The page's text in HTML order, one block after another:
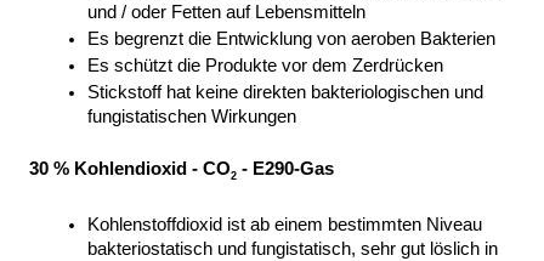
und / oder Fetten auf Lebensmitteln
Es begrenzt die Entwicklung von aeroben Bakterien
Es schützt die Produkte vor dem Zerdrücken
Stickstoff hat keine direkten bakteriologischen und
fungistatischen Wirkungen
30 % Kohlendioxid - CO2 - E290-Gas
Kohlenstoffdioxid ist ab einem bestimmten Niveau
bakteriostatisch und fungistatisch, sehr gut löslich in